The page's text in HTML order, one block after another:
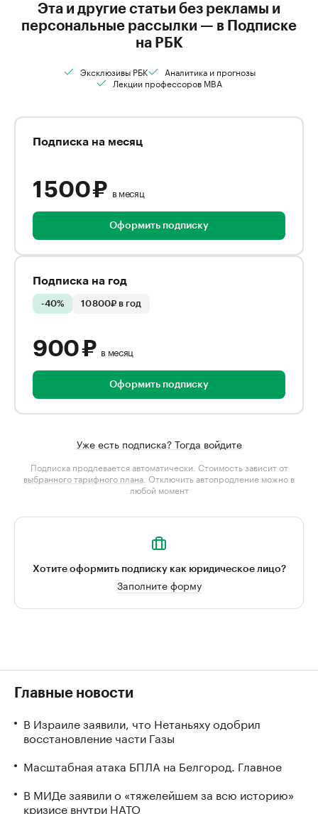
Эта и другие статьи без рекламы и
персональные рассылки — в Подписке
на РБК
Эксклюзивы РБК
Аналитика и прогнозы
Лекции профессоров MBA
Подписка на месяц
1 500 ₽ в месяц
Оформить подписку
Подписка на год
-40% 10 800₽ в год
900 ₽ в месяц
Оформить подписку
Уже есть подписка? Тогда войдите
Подписка продлевается автоматически. Стоимость зависит от
выбранного тарифного плана . Отключить автопродление можно в
любой момент
Хотите оформить подписку как юридическое лицо?
Заполните форму
Главные новости
В Израиле заявили, что Нетаньяху одобрил
восстановление части Газы
Масштабная атака БПЛА на Белгород. Главное
В МИДе заявили о «тяжелейшем за всю историю»
кризисе внутри НАТО